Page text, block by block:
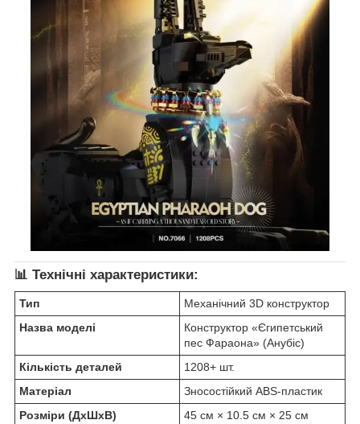
📊 Технічні характеристики:
Тип
Механічний 3D конструктор
Назва моделі
Конструктор «Єгипетський
пес Фараона» (Анубіс)
Кількість деталей
1208+ шт.
Матеріал
Зносостійкий ABS-пластик
Розміри (ДхШхВ)
45 см × 10.5 см × 25 см